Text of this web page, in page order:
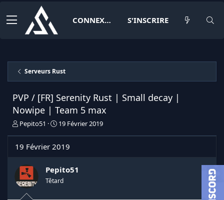
CONNEXION S'INSCRIRE
Serveurs Rust
PVP / [FR] Serenity Rust | Small decay |
Nowipe | Team 5 max
I
t
a
t
e
u
Pepito51
D
e
e
é
19 Février 2019
19 Février 2019
Pepito51
Têtard